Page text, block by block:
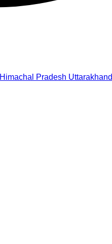
Himachal Pradesh Uttarakhand